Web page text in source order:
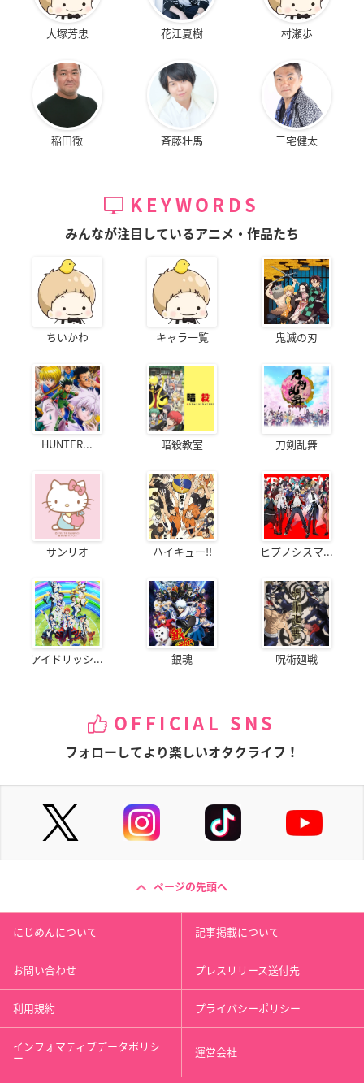
大塚芳忠 花江夏樹 村瀬歩
稲田徹 斉藤壮馬 三宅健太
KEYWORDS
みんなが注目しているアニメ・作品たち
ちいかわ キャラ一覧 鬼滅の刃
HUNTER... 暗殺教室 刀剣乱舞
サンリオ ハイキュー!! ヒプノシスマ...
アイドリッシ... 銀魂 呪術廻戦
OFFICIAL SNS
フォローしてより楽しいオタクライフ！
ページの先頭へ
にじめんについて 記事掲載について
お問い合わせ プレスリリース送付先
利用規約 プライバシーポリシー
インフォマティブデータポリシ
ー 運営会社